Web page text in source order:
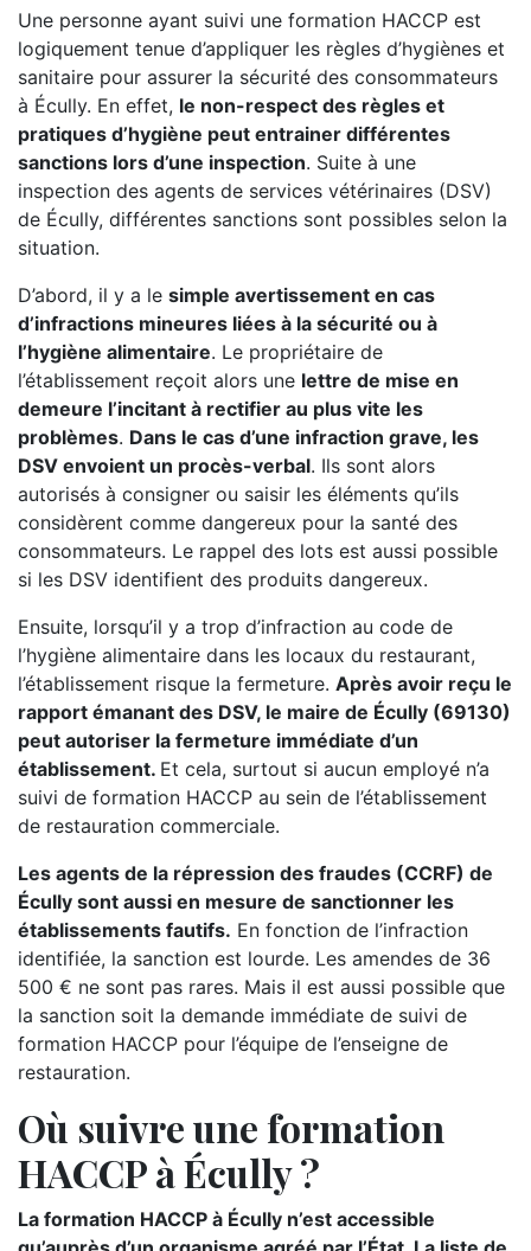
Une personne ayant suivi une formation HACCP est
logiquement tenue d’appliquer les règles d’hygiènes et
sanitaire pour assurer la sécurité des consommateurs
à Écully. En effet, le non-respect des règles et
pratiques d’hygiène peut entrainer différentes
sanctions lors d’une inspection. Suite à une
inspection des agents de services vétérinaires (DSV)
de Écully, différentes sanctions sont possibles selon la
situation.
D’abord, il y a le simple avertissement en cas
d’infractions mineures liées à la sécurité ou à
l’hygiène alimentaire. Le propriétaire de
l’établissement reçoit alors une lettre de mise en
demeure l’incitant à rectifier au plus vite les
problèmes. Dans le cas d’une infraction grave, les
DSV envoient un procès-verbal. Ils sont alors
autorisés à consigner ou saisir les éléments qu’ils
considèrent comme dangereux pour la santé des
consommateurs. Le rappel des lots est aussi possible
si les DSV identifient des produits dangereux.
Ensuite, lorsqu’il y a trop d’infraction au code de
l’hygiène alimentaire dans les locaux du restaurant,
l’établissement risque la fermeture. Après avoir reçu le
rapport émanant des DSV, le maire de Écully (69130)
peut autoriser la fermeture immédiate d’un
établissement. Et cela, surtout si aucun employé n’a
suivi de formation HACCP au sein de l’établissement
de restauration commerciale.
Les agents de la répression des fraudes (CCRF) de
Écully sont aussi en mesure de sanctionner les
établissements fautifs. En fonction de l’infraction
identifiée, la sanction est lourde. Les amendes de 36
500 € ne sont pas rares. Mais il est aussi possible que
la sanction soit la demande immédiate de suivi de
formation HACCP pour l’équipe de l’enseigne de
restauration.
Où suivre une formation
HACCP à Écully ?
La formation HACCP à Écully n’est accessible